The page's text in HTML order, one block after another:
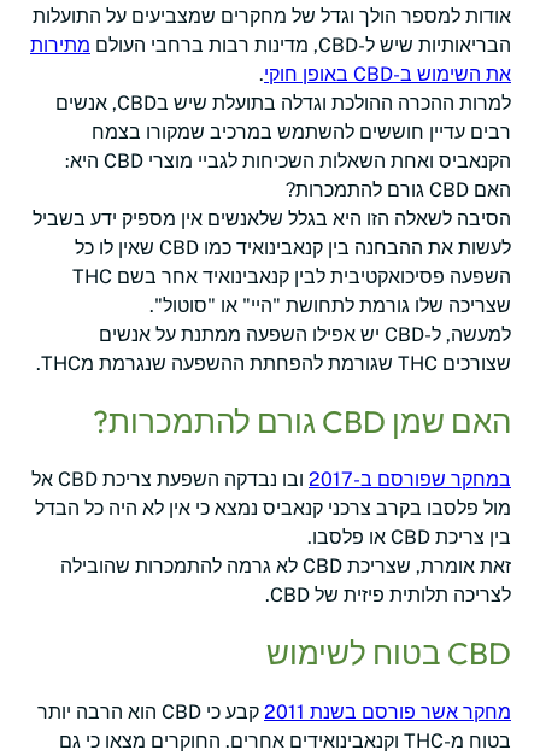
אודות למספר הולך וגדל של מחקרים שמצביעים על התועלות
הבריאותיות שיש ל-CBD, מדינות רבות ברחבי העולם
מתירות
את השימוש ב-CBD באופן חוקי
.
למרות ההכרה ההולכת וגדלה בתועלת שיש בCBD, אנשים
רבים עדיין חוששים להשתמש במרכיב שמקורו בצמח
הקנאביס ואחת השאלות השכיחות לגביי מוצרי CBD היא:
האם CBD גורם להתמכרות?
הסיבה לשאלה הזו היא בגלל שלאנשים אין מספיק ידע בשביל
לעשות את ההבחנה בין קנאבינואיד כמו CBD שאין לו כל
השפעה פסיכואקטיבית לבין קנאבינואיד אחר בשם THC
שצריכה שלו גורמת לתחושת "היי" או "סוטול".
למעשה, ל-CBD יש אפילו השפעה ממתנת על אנשים
שצורכים THC שגורמת להפחתת ההשפעה שנגרמת מTHC.
האם שמן CBD גורם להתמכרות?
במחקר שפורסם ב-2017
ובו נבדקה השפעת צריכת CBD אל
מול פלסבו בקרב צרכני קנאביס נמצא כי אין לא היה כל הבדל
בין צריכת CBD או פלסבו.
זאת אומרת, שצריכת CBD לא גרמה להתמכרות שהובילה
לצריכה תלותית פיזית של CBD.
CBD בטוח לשימוש
מחקר אשר פורסם בשנת 2011
קבע כי CBD הוא הרבה יותר
בטוח מ-THC וקנאבינואידים אחרים. החוקרים מצאו כי גם